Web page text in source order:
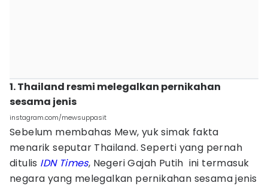
1. Thailand resmi melegalkan pernikahan
sesama jenis
instagram.com/mewsuppasit
Sebelum membahas Mew, yuk simak fakta
menarik seputar Thailand. Seperti yang pernah
ditulis IDN Times, Negeri Gajah Putih ini termasuk
negara yang melegalkan pernikahan sesama jenis